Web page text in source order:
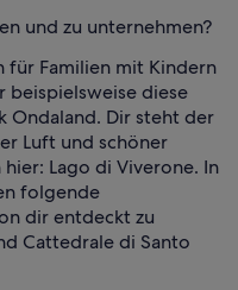
und zu unternehmen?
für Familien mit Kindern
beispielsweise diese
Ondaland. Dir steht der
Luft und schöner
Lago di Viverone. In
folgende
dir entdeckt zu
Cattedrale di Santo